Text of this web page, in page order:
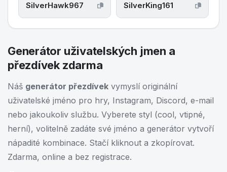
SilverHawk967 SilverKing161
Generátor uživatelských jmen a
přezdívek zdarma
Náš generátor přezdívek vymyslí originální
uživatelské jméno pro hry, Instagram, Discord, e-mail
nebo jakoukoliv službu. Vyberete styl (cool, vtipné,
herní), volitelně zadáte své jméno a generátor vytvoří
nápadité kombinace. Stačí kliknout a zkopírovat.
Zdarma, online a bez registrace.